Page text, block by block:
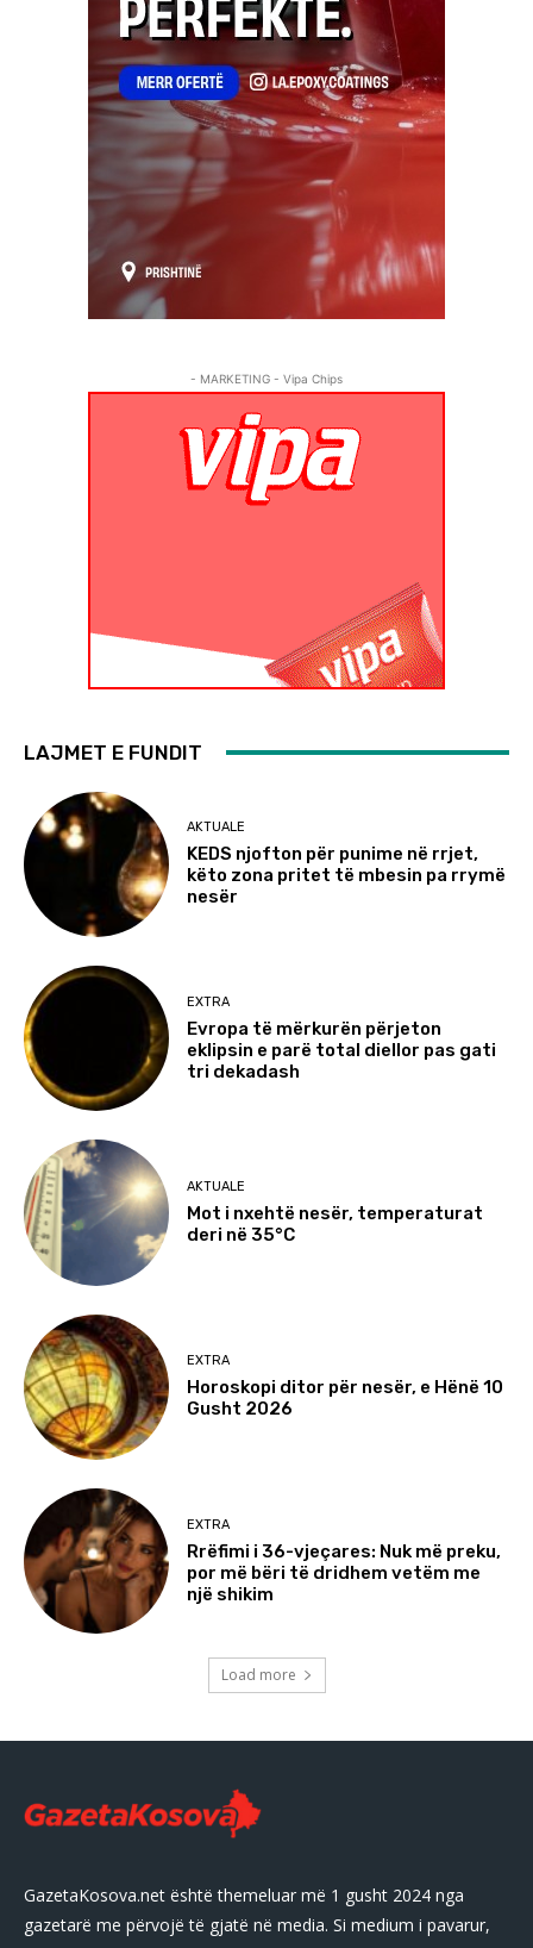
- MARKETING - Vipa Chips
LAJMET E FUNDIT
AKTUALE
KEDS njofton për punime në rrjet,
këto zona pritet të mbesin pa rrymë
nesër
EXTRA
Evropa të mërkurën përjeton
eklipsin e parë total diellor pas gati
tri dekadash
AKTUALE
Mot i nxehtë nesër, temperaturat
deri në 35°C
EXTRA
Horoskopi ditor për nesër, e Hënë 10
Gusht 2026
EXTRA
Rrëfimi i 36-vjeçares: Nuk më preku,
por më bëri të dridhem vetëm me
një shikim
Load more
GazetaKosova.net është themeluar më 1 gusht 2024 nga
gazetarë me përvojë të gjatë në media. Si medium i pavarur,